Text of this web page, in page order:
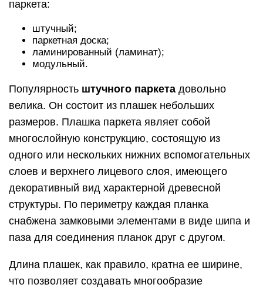
паркета:
штучный;
паркетная доска;
ламинированный (ламинат);
модульный.
Популярность штучного паркета довольно
велика. Он состоит из плашек небольших
размеров. Плашка паркета являет собой
многослойную конструкцию, состоящую из
одного или нескольких нижних вспомогательных
слоев и верхнего лицевого слоя, имеющего
декоративный вид характерной древесной
структуры. По периметру каждая планка
снабжена замковыми элементами в виде шипа и
паза для соединения планок друг с другом.
Длина плашек, как правило, кратна ее ширине,
что позволяет создавать многообразие